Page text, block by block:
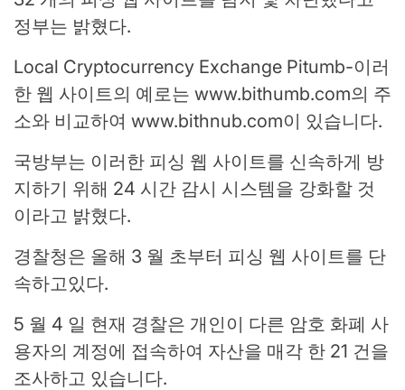
정부는 밝혔다.
Local Cryptocurrency Exchange Pitumb-이러
한 웹 사이트의 예로는 www.bithumb.com의 주
소와 비교하여 www.bithnub.com이 있습니다.
국방부는 이러한 피싱 웹 사이트를 신속하게 방
지하기 위해 24 시간 감시 시스템을 강화할 것
이라고 밝혔다.
경찰청은 올해 3 월 초부터 피싱 웹 사이트를 단
속하고있다.
5 월 4 일 현재 경찰은 개인이 다른 암호 화폐 사
용자의 계정에 접속하여 자산을 매각 한 21 건을
조사하고 있습니다.